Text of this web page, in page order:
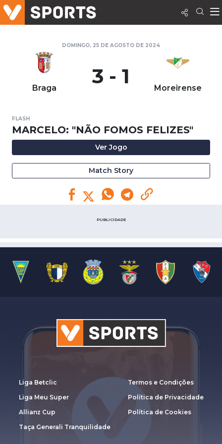
DOMINGO, 25 DE AGOSTO DE 2024
Braga 3 - 1 Moreirense
FLASH
MARCELO: "NÃO FOMOS FELIZES"
Ver Jogo
Match Story
PUBLICIDADE
Liga Betclic
Liga Meu Super
Allianz Cup
Taça Generali Tranquilidade
Termos e Condições
Política de Privacidade
Política de Cookies